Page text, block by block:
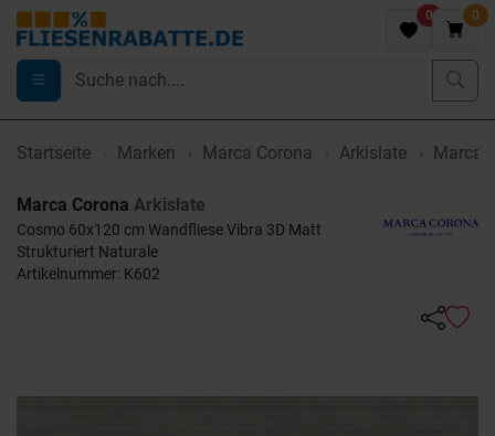
0 0
Startseite Marken Marca Corona Arkislate Marca
Marca Corona Arkislate
Cosmo 60x120 cm Wandfliese Vibra 3D Matt
Strukturiert Naturale
Artikelnummer: K602